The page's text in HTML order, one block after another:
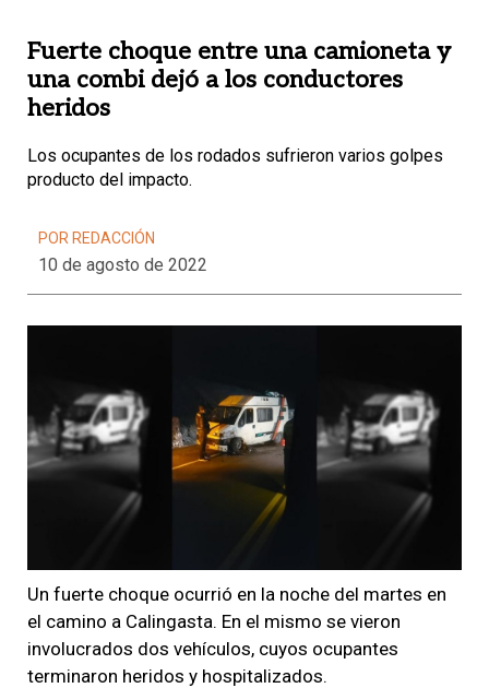
Fuerte choque entre una camioneta y
una combi dejó a los conductores
heridos
Los ocupantes de los rodados sufrieron varios golpes
producto del impacto.
POR REDACCIÓN
10 de agosto de 2022
Un fuerte choque ocurrió en la noche del martes en
el camino a Calingasta. En el mismo se vieron
involucrados dos vehículos, cuyos ocupantes
terminaron heridos y hospitalizados.